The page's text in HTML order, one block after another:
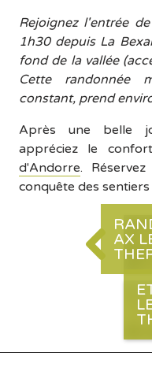
Rejoignez l'entrée
1h30 depuis La
fond de la vallée
Cette randonnée
constant, prend
Après une belle
appréciez le
d'Andorre.
conquête des sentiers
AX